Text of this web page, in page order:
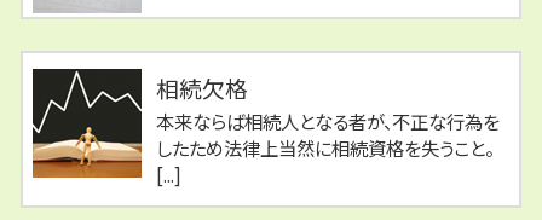
相続欠格
本来ならば相続人となる者が、不正な行為を
したため法律上当然に相続資格を失うこと。
[...]